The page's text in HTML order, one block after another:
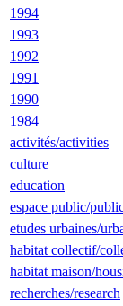
1994
1993
1992
1991
1990
1984
activités/activities
culture
education
espace public/
etudes urbaines/
habitat collectif/
habitat maison/
recherches/research